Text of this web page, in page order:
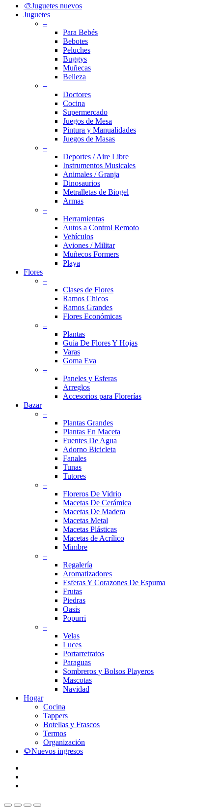
Close
Menu
🎨Juguetes nuevos
Juguetes
–
Para Bebés
Bebotes
Peluches
Buggys
Muñecas
Belleza
–
Doctores
Cocina
Supermercado
Juegos de Mesa
Pintura y Manualidades
Juegos de Masas
–
Deportes / Aire Libre
Instrumentos Musicales
Animales / Granja
Dinosaurios
Metralletas de Biogel
Armas
–
Herramientas
Autos a Control Remoto
Vehículos
Aviones / Militar
Muñecos Formers
Playa
Flores
–
Clases de Flores
Ramos Chicos
Ramos Grandes
Flores Económicas
–
Plantas
Guía De Flores Y Hojas
Varas
Goma Eva
–
Paneles y Esferas
Arreglos
Accesorios para Florerías
Bazar
–
Plantas Grandes
Plantas En Maceta
Fuentes De Agua
Adorno Bicicleta
Fanales
Tunas
Tutores
–
Floreros De Vidrio
Macetas De Cerámica
Macetas De Madera
Macetas Metal
Macetas Plásticas
Macetas de Acrílico
Mimbre
–
Regalería
Aromatizadores
Esferas Y Corazones De Espuma
Frutas
Piedras
Oasis
Popurri
–
Velas
Luces
Portarretratos
Paraguas
Sombreros y Bolsos Playeros
Mascotas
Navidad
Hogar
Cocina
Tappers
Botellas y Frascos
Termos
Organización
🌻Nuevos ingresos